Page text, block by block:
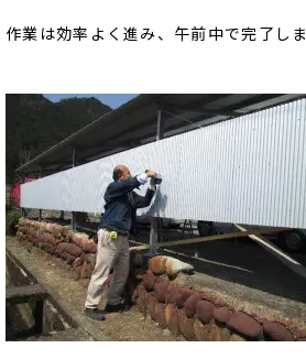
作業は効率よく進み、午前中で完了し